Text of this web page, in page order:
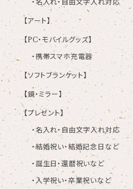
・名入れ・自由文字入れ対応
【アート】
【PC・モバイルグッズ】
・携帯スマホ充電器
【ソフトブランケット】
【鏡・ミラー】
【プレゼント】
・名入れ・自由文字入れ対応
・結婚祝い・結婚記念日など
・誕生日・還暦祝いなど
・入学祝い・卒業祝いなど